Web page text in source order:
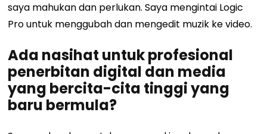
saya mahukan dan perlukan. Saya mengintai Logic
Pro untuk menggubah dan mengedit muzik ke video.
Ada nasihat untuk profesional
penerbitan digital dan media
yang bercita-cita tinggi yang
baru bermula?